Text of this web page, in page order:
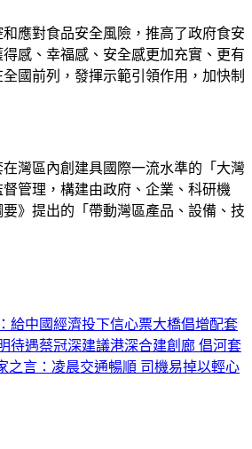
應對食品安全風險，推高了政府食安
感、幸福感、安全感更加充實、更有
國前列，發揮示範引領作用，加快制
灣區內創建具國際一流水準的「大灣
管理，構建由政府、企業、科研機
》提出的「帶動灣區產品、設備、技
給中國經濟投下信心票大橋倡增配套
待遇蔡冠深建議港深合建創廊 倡河套
之言：凌晨交通暢順 司機易掉以輕心